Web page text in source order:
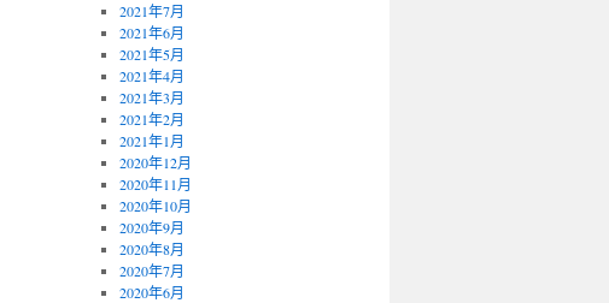
2021年7月
2021年6月
2021年5月
2021年4月
2021年3月
2021年2月
2021年1月
2020年12月
2020年11月
2020年10月
2020年9月
2020年8月
2020年7月
2020年6月